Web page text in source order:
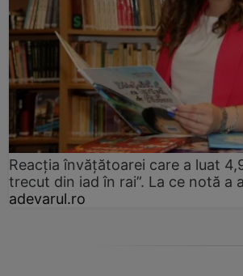
Reacția învățătoarei care a luat
trecut din iad în rai”. La ce notă a
adevarul.ro